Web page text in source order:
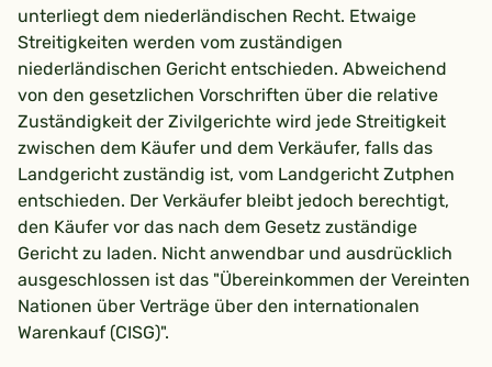
unterliegt dem niederländischen Recht. Etwaige
Streitigkeiten werden vom zuständigen
niederländischen Gericht entschieden. Abweichend
von den gesetzlichen Vorschriften über die relative
Zuständigkeit der Zivilgerichte wird jede Streitigkeit
zwischen dem Käufer und dem Verkäufer, falls das
Landgericht zuständig ist, vom Landgericht Zutphen
entschieden. Der Verkäufer bleibt jedoch berechtigt,
den Käufer vor das nach dem Gesetz zuständige
Gericht zu laden. Nicht anwendbar und ausdrücklich
ausgeschlossen ist das "Übereinkommen der Vereinten
Nationen über Verträge über den internationalen
Warenkauf (CISG)".